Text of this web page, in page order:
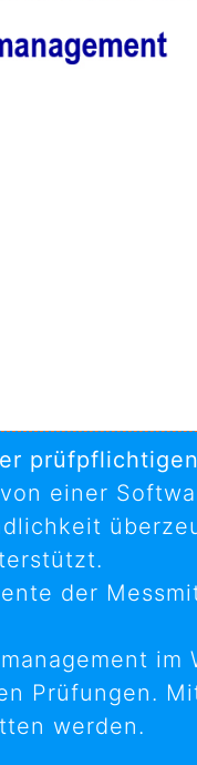
einer
der
Prüfungen.
werden.